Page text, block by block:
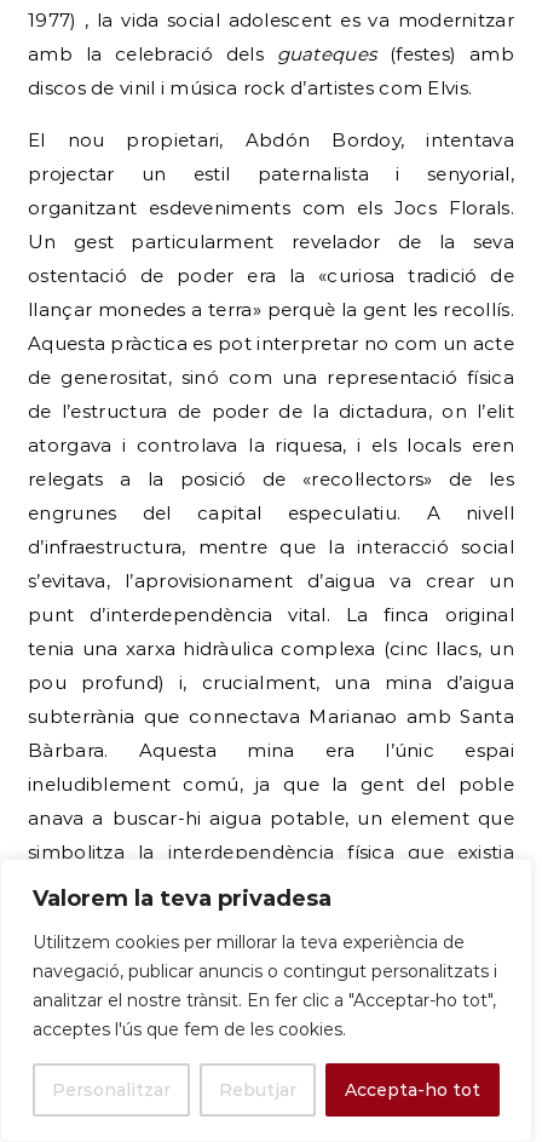
Valorem la teva privadesa
Utilitzem cookies per millorar la teva experiència de
navegació, publicar anuncis o contingut personalitzats i
analitzar el nostre trànsit. En fer clic a "Acceptar-ho tot",
acceptes l'ús que fem de les cookies.
Personalitzar Rebutjar Accepta-ho tot
1977) , la vida social adolescent es va modernitzar
amb la celebració dels guateques(festes) amb
discos de vinil i música rock d’artistes com Elvis.
El nou propietari, Abdón Bordoy, intentava
projectar un estil paternalista i senyorial,
organitzant esdeveniments com els Jocs Florals.
Un gest particularment revelador de la seva
ostentació de poder era la «curiosa tradició de
llançar monedes a terra» perquè la gent les recollís.
Aquesta pràctica es pot interpretar no com un acte
de generositat, sinó com una representació física
de l’estructura de poder de la dictadura, on l’elit
atorgava i controlava la riquesa, i els locals eren
relegats a la posició de «recol·lectors» de les
engrunes del capital especulatiu. A nivell
d’infraestructura, mentre que la interacció social
s’evitava, l’aprovisionament d’aigua va crear un
punt d’interdependència vital. La finca original
tenia una xarxa hidràulica complexa (cinc llacs, un
pou profund) i, crucialment, una mina d’aigua
subterrània que connectava Marianao amb Santa
Bàrbara. Aquesta mina era l’únic espai
ineludiblement comú, ja que la gent del poble
anava a buscar-hi aigua potable, un element que
simbolitza la interdependència física que existia
malgrat la segregació econòmica i social imposada.
El dia a dia a Marianao es basava en l’aïllament
social, la connectivitat limitada, i el consum d’un
oci modernitzat i de classe